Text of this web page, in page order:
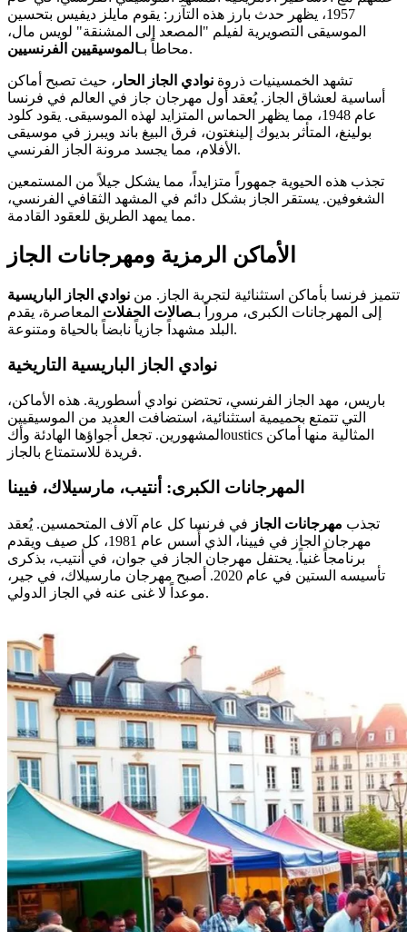
1957، يظهر حدث بارز هذه التآزر: يقوم مايلز ديفيس بتحسين
الموسيقى التصويرية لفيلم "المصعد إلى المشنقة" لويس مال،
محاطاً بـالموسيقيين الفرنسيين .
تشهد الخمسينيات ذروة نوادي الجاز الحار ، حيث تصبح أماكن
أساسية لعشاق الجاز. يُعقد أول مهرجان جاز في العالم في فرنسا
عام 1948، مما يظهر الحماس المتزايد لهذه الموسيقى. يقود كلود
بولينغ، المتأثر بديوك إلينغتون، فرق البيغ باند ويبرز في موسيقى
الأفلام، مما يجسد مرونة الجاز الفرنسي.
تجذب هذه الحيوية جمهوراً متزايداً، مما يشكل جيلاً من المستمعين
الشغوفين. يستقر الجاز بشكل دائم في المشهد الثقافي الفرنسي،
مما يمهد الطريق للعقود القادمة.
الأماكن الرمزية ومهرجانات الجاز
تتميز فرنسا بأماكن استثنائية لتجربة الجاز. من نوادي الجاز الباريسية
إلى المهرجانات الكبرى، مروراً بـصالات الحفلات المعاصرة، يقدم
البلد مشهداً جازياً نابضاً بالحياة ومتنوعة.
نوادي الجاز الباريسية التاريخية
باريس، مهد الجاز الفرنسي، تحتضن نوادي أسطورية. هذه الأماكن،
التي تتمتع بحميمية استثنائية، استضافت العديد من الموسيقيين
المشهورين. تجعل أجواؤها الهادئة وأكoustics المثالية منها أماكن
فريدة للاستمتاع بالجاز.
المهرجانات الكبرى: أنتيب، مارسيلاك، فيينا
تجذب مهرجانات الجاز في فرنسا كل عام آلاف المتحمسين. يُعقد
مهرجان الجاز في فيينا، الذي أُسس عام 1981، كل صيف ويقدم
برنامجاً غنياً. يحتفل مهرجان الجاز في جوان، في أنتيب، بذكرى
تأسيسه الستين في عام 2020. أصبح مهرجان مارسيلاك، في جير،
موعداً لا غنى عنه في الجاز الدولي.